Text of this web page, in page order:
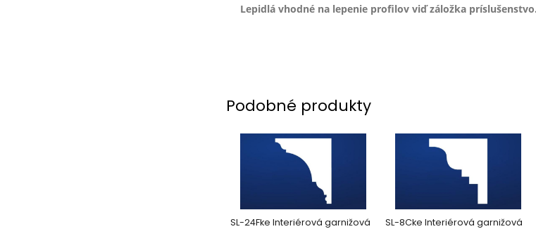
Lepidlá vhodné na lepenie profilov viď záložka príslušenstvo.
Podobné produkty
SL-24Fke Interiérová garnižová
SL-8Cke Interiérová garnižová